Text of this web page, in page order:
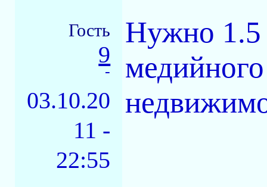
Гость
9
-
03.10.20
11 -
22:55
Нужно 1.5